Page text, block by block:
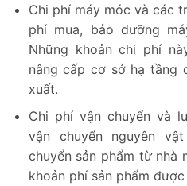
Chi phí máy móc và các
phí mua, bảo dưỡng
Những khoản chi phí
nâng cấp cơ sở hạ tầng
xuất.
Chi phí vận chuyển và
vận chuyển nguyên
chuyển sản phẩm từ nhà
khoản phí sản phẩm